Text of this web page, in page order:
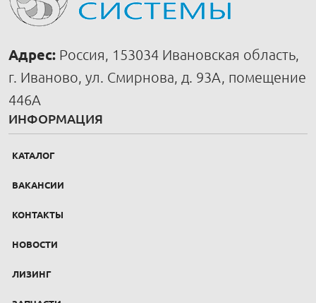
Адрес: Россия, 153034 Ивановская область,
г. Иваново, ул. Смирнова, д. 93А, помещение
446А
ИНФОРМАЦИЯ
КАТАЛОГ
ВАКАНСИИ
КОНТАКТЫ
НОВОСТИ
ЛИЗИНГ